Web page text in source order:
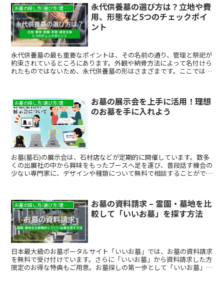
お墓の探し方/選び方/建て方
永代供養墓の選び方は？立地や費
用、形態など5つのチェックポイ
ント
永代供養墓の最も重要なポイントは、その名前の通り、管理と祭祀が
約束されているところにあります。外観や納骨方法によって名付けら
れたものではないため、永代供養墓の形はさまざまです。ここでは、
お墓の探し方/選び方/建て方
お墓の展示会を上手に活用！理想
のお墓を手に入れよう
お墓(墓石)の展示会は、石材店などが定期的に開催しています。数多
くの出展社の中から興味をもったブースへ足を運び、普段話す機会の
少ない専門家に、デザインや種類について無料で相談することができ
安のお墓から高品質な石材を扱っている石屋などまで種類が豊富で、
自分たちの希望に合わせた墓石を、納得したうえで購入することがで
きるでしょう。この記事では、これから墓石を購入しようと考えてい
る方に向けて、展示会でのお墓の選び方について紹介します。
お墓の探し方/選び方/建て方
お墓の資料請求 – 霊園・墓地を比
較して「いいお墓」を探す方法
日本最大級のお墓ポータルサイト「いいお墓」では、お墓の資料請求
を無料で受け付けています。さらに「いいお墓」から資料請求した方
限定のお得な特典もご用意。お墓探しの第一歩として「いいお墓」で